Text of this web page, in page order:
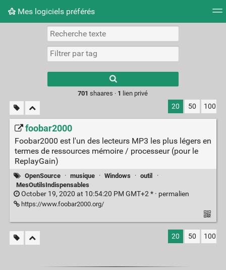
Mes logiciels préférés
Nuage de tags Mur d'images
results.
701 shaares · 1 lien privé
20 50 100
foobar2000
Foobar2000 est l'un des lecteurs MP3 les plus légers en
termes de ressources mémoire / processeur (pour le
ReplayGain)
OpenSource · musique · Windows · outil
·
MesOutilsIndispensables
October 19, 2020 at 10:54:20 PM GMT+2 * · permalien
https://www.foobar2000.org/
20 50 100